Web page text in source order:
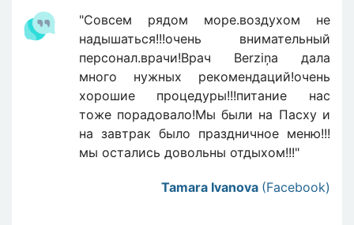
"Совсем рядом море.воздухом не
надышаться!!!очень внимательный
персонал.врачи!Врач Berziņa дала
много нужных рекомендаций!очень
хорошие процедуры!!!питание нас
тоже порадовало!Мы были на Пасху и
на завтрак было праздничное меню!!!
мы остались довольны отдыхом!!!"
Tamara Ivanova (Facebook)